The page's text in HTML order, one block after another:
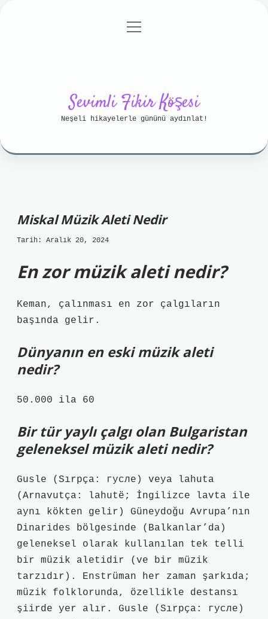
Gizlilik Politikası
menüyü
Sevimli Fikir Köşesi
Neşeli hikayelerle gününü aydınlat!
Miskal Müzik Aleti Nedir
Tarih: Aralık 20, 2024
En zor müzik aleti nedir?
Keman, çalınması en zor çalgıların
başında gelir.
Dünyanın en eski müzik aleti
nedir?
50.000 ila 60
Bir tür yaylı çalgı olan Bulgaristan
geleneksel müzik aleti nedir?
Gusle (Sırpça: гусле) veya lahuta
(Arnavutça: lahutë; İngilizce lavta ile
aynı kökten gelir) Güneydoğu Avrupa’nın
Dinarides bölgesinde (Balkanlar’da)
geleneksel olarak kullanılan tek telli
bir müzik aletidir (ve bir müzik
tarzıdır). Enstrüman her zaman şarkıda;
müzik folklorunda, özellikle destansı
şiirde yer alır. Gusle (Sırpça: гусле)